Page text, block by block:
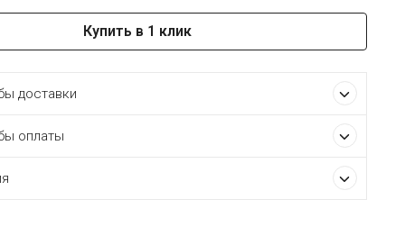
Купить в 1 клик
доставки
оплаты